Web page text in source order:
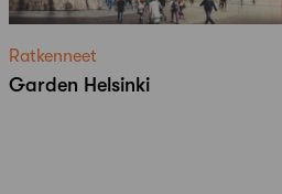
Ratkenneet
Garden Helsinki